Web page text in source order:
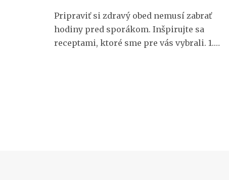
Pripraviť si zdravý obed nemusí zabrať
hodiny pred sporákom. Inšpirujte sa
receptami, ktoré sme pre vás vybrali. 1.…